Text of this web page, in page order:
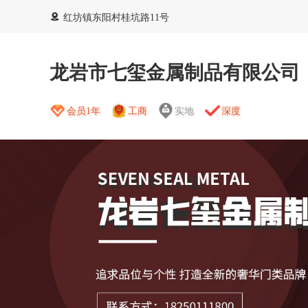
红坊镇东阳村桂坑路11号
龙岩市七玺金属制品有限公司
会员1年 工商 实地 深度